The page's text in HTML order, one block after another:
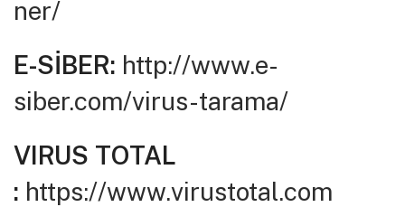
ner/
E-SİBER: http://www.e-
siber.com/virus-tarama/
VIRUS TOTAL
: https://www.virustotal.com